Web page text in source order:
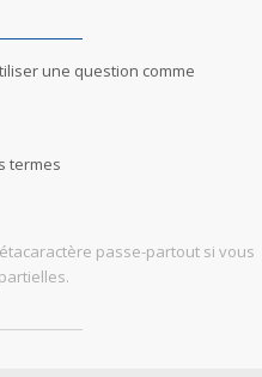
une question comme
termes
passe-partout si vous